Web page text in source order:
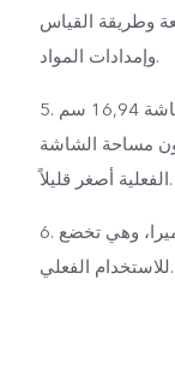
وطريقة القياس
وإمدادات المواد.
5. عند القياس بشكلٍ قطري، يكون حجم الشاشة 16,94 سم
مساحة الشاشة
الفعلية أصغر قليلاً.
6. قد تختلف قيمة البكسل باختلاف أوضاع الكاميرا، وهي تخضع
للاستخدام الفعلي.